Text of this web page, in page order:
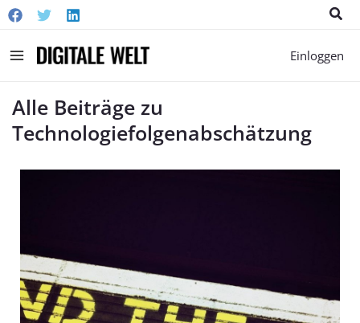
Main
Einloggen
Alle Beiträge zu
Technologiefolgenabschätzung